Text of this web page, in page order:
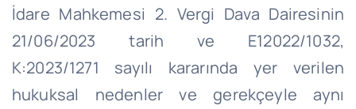
İdare Mahkemesi 2. Vergi Dava Dairesinin
21/06/2023 tarih ve E12022/1032,
K:2023/1271 sayılı kararında yer verilen
hukuksal nedenler ve gerekçeyle aynı